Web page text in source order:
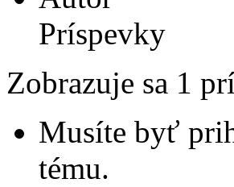
Príspevky
Zobrazuje sa 1
Musíte byť
tému.